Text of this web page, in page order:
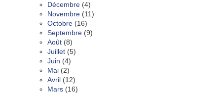
Décembre (4)
Novembre (11)
Octobre (16)
Septembre (9)
Août (8)
Juillet (5)
Juin (4)
Mai (2)
Avril (12)
Mars (16)